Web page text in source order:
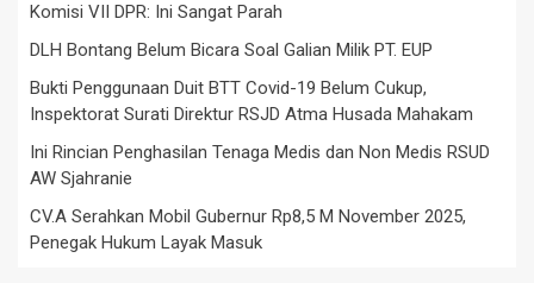
Komisi VII DPR: Ini Sangat Parah
DLH Bontang Belum Bicara Soal Galian Milik PT. EUP
Bukti Penggunaan Duit BTT Covid-19 Belum Cukup,
Inspektorat Surati Direktur RSJD Atma Husada Mahakam
Ini Rincian Penghasilan Tenaga Medis dan Non Medis RSUD
AW Sjahranie
CV.A Serahkan Mobil Gubernur Rp8,5 M November 2025,
Penegak Hukum Layak Masuk